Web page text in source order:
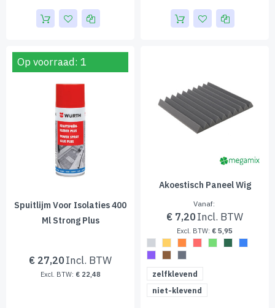
Op voorraad: 1
Spuitlijm Voor Isolaties 400
Ml Strong Plus
€ 27,20
€ 22,48
Akoestisch Paneel Wig
Vanaf
€ 7,20
€ 5,95
zelfklevend
niet-klevend